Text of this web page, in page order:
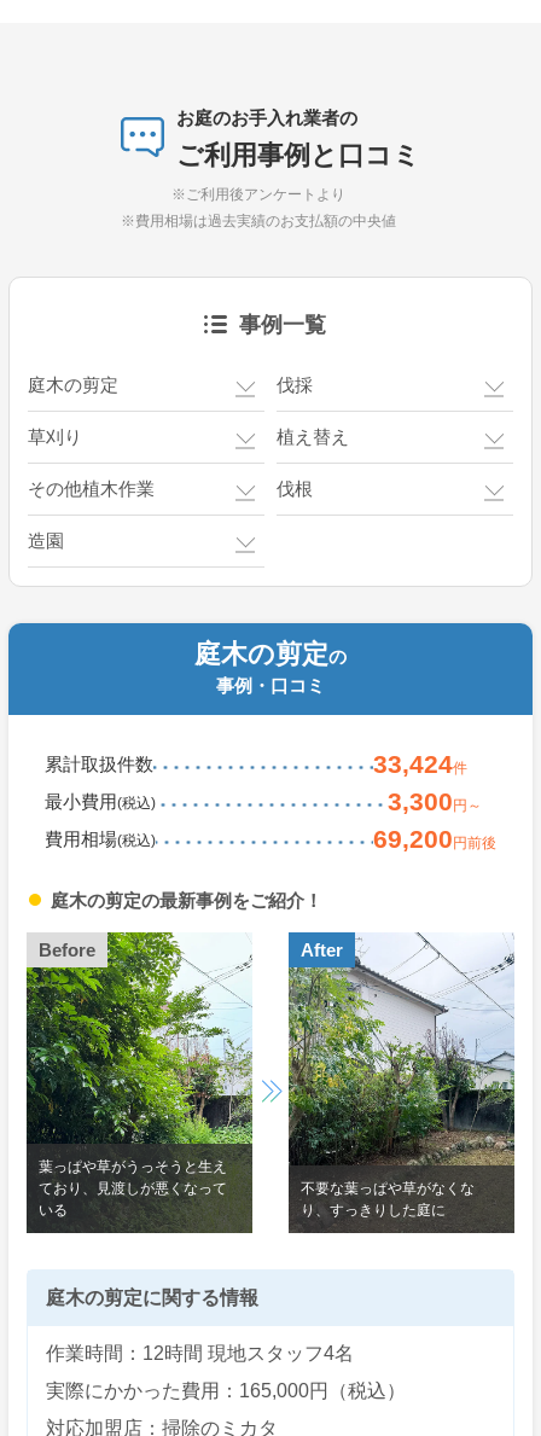
お庭のお手入れ業者の
ご利用事例と口コミ
※ご利用後アンケートより
※費用相場は過去実績のお支払額の中央値
事例一覧
庭木の剪定 伐採
草刈り 植え替え
その他植木作業 伐根
造園
庭木の剪定の
事例・口コミ
累計取扱件数 33,424件
最小費用(税込) 3,300 円～
費用相場(税込) 69,200 円前後
庭木の剪定の最新事例をご紹介！
Before
葉っぱや草がうっそうと生え
ており、見渡しが悪くなって
いる
After
不要な葉っぱや草がなくな
り、すっきりした庭に
庭木の剪定に関する情報
作業時間：12時間 現地スタッフ4名
実際にかかった費用：165,000円（税込）
対応加盟店：掃除のミカタ